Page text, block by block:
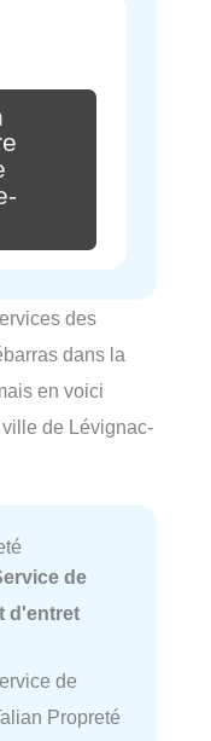
des
dans la
en voici
de Lévignac-
de
d'entret
de
Propreté